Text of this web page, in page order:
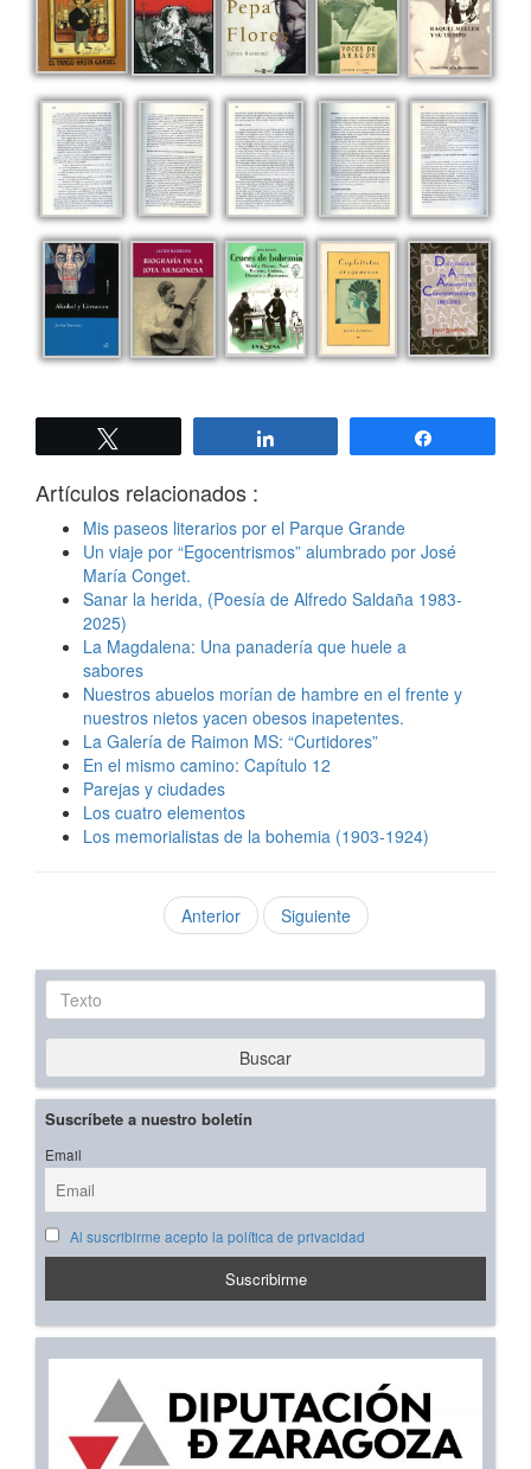
Artículos relacionados :
Mis paseos literarios por el Parque Grande
Un viaje por “Egocentrismos” alumbrado por José
María Conget.
Sanar la herida, (Poesía de Alfredo Saldaña 1983-
2025)
La Magdalena: Una panadería que huele a
sabores
Nuestros abuelos morían de hambre en el frente y
nuestros nietos yacen obesos inapetentes.
La Galería de Raimon MS: “Curtidores”
En el mismo camino: Capítulo 12
Parejas y ciudades
Los cuatro elementos
Los memorialistas de la bohemia (1903-1924)
Anterior Siguiente
Texto
Buscar
Suscríbete a nuestro boletín
Email
Al suscribirme acepto la política de privacidad